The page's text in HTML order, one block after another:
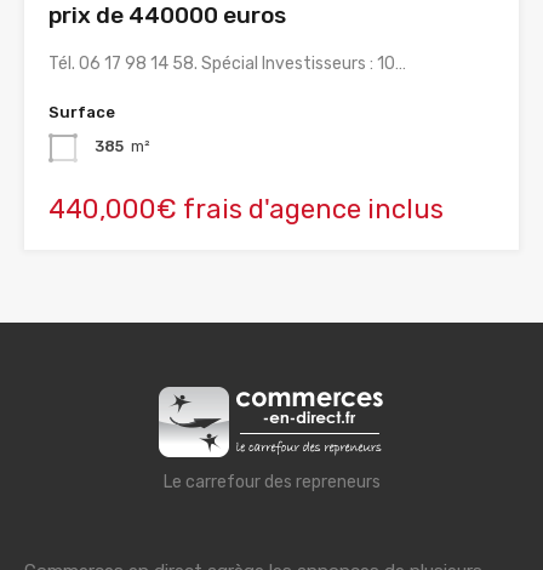
prix de 440000 euros
Tél. 06 17 98 14 58. Spécial Investisseurs : 10…
Surface
385 m²
440,000€ frais d'agence inclus
Le carrefour des repreneurs